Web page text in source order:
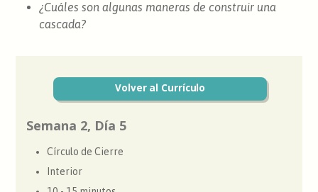
¿Cuáles son algunas maneras de construir una
cascada?
Volver al Currículo
Semana 2, Día 5
Círculo de Cierre
Interior